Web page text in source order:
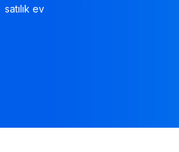
satılık ev